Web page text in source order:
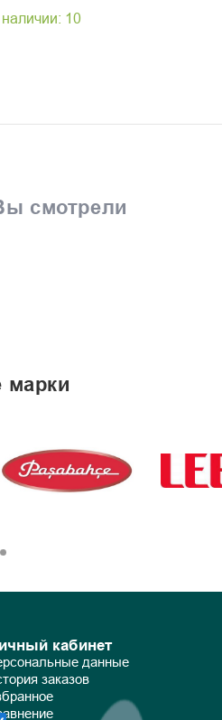
10
смотрели
марки
кабинет
данные
заказов